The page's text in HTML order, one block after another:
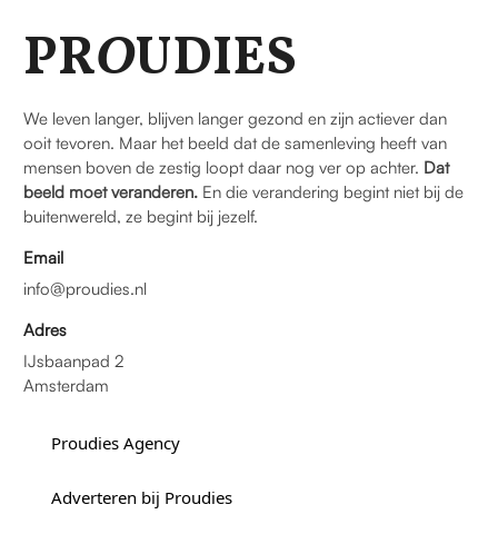
PROUDIES
We leven langer, blijven langer gezond en zijn actiever dan
ooit tevoren. Maar het beeld dat de samenleving heeft van
mensen boven de zestig loopt daar nog ver op achter. Dat
beeld moet veranderen. En die verandering begint niet bij de
buitenwereld, ze begint bij jezelf.
Email
info@proudies.nl
Adres
IJsbaanpad 2
Amsterdam
Proudies Agency
Adverteren bij Proudies